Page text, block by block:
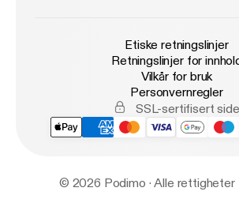
Etiske retningslinjer
Retningslinjer for
Vilkår for bruk
Personvernregler
SSL-sertifisert side
© 2026 Podimo · Alle